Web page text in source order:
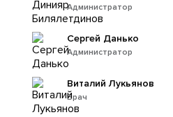
Администратор
Администратор
Сергей Данько
Врач
Виталий Лукьянов